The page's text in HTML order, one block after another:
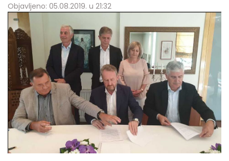
Objavljeno: 05.08.2019. u 21:32